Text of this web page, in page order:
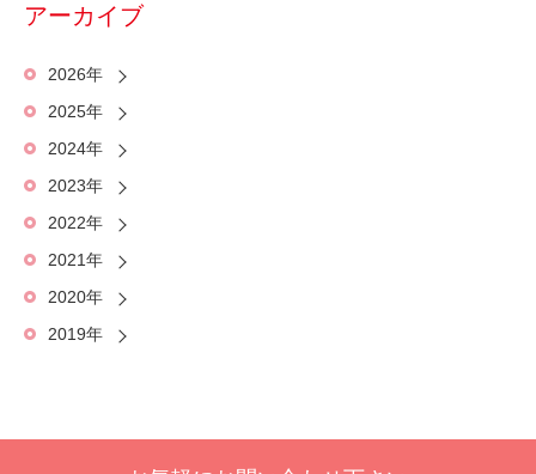
アーカイブ
2026年
2025年
2024年
2023年
2022年
2021年
2020年
2019年